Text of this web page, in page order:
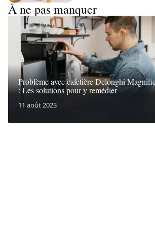
À ne pas manquer
Problème avec cafetière Delonghi
: Les solutions pour y remédier
11 août 2023